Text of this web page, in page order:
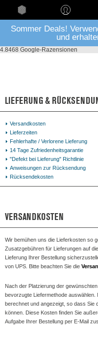
Sommer Deals!
und
4.8468 Google-Razensionen
LIEFERUNG &
Versandkosten
Lieferzeiten
Fehlerhafte / Verlorene Lieferung
14 Tage Zufriedenheitsgarantie
"Defekt bei Lieferung" Richtlinie
Anweisungen zur Rücksendung
Rücksendekosten
VERSANDKOSTEN
Wir bemühen uns die Lieferkosten so
Zusatzgebühren für Lieferungen auf
Lieferung Ihrer Bestellung
von UPS. Bitte beachten Sie die
Nach der Platzierung der
bevorzugte Liefermethode
berechnet und angezeigt, so dass Sie
können. Diese Kosten finden Sie
Aufgabe Ihrer Bestellung per E-Mail